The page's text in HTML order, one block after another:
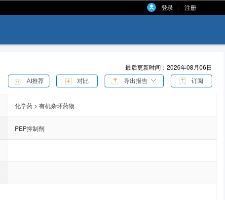
登录 | 注册
最后更新时间：2026年08月06日
AI推荐 对比 导出报告 订阅
化学药 > 有机杂环药物
PEP抑制剂